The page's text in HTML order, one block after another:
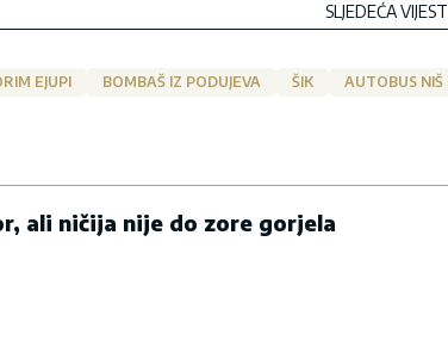
SLJEDEĆA VIJEST
EJUPI BOMBAŠ IZ PODUJEVA ŠIK AUTOBUS NIŠ
ali ničija nije do zore gorjela